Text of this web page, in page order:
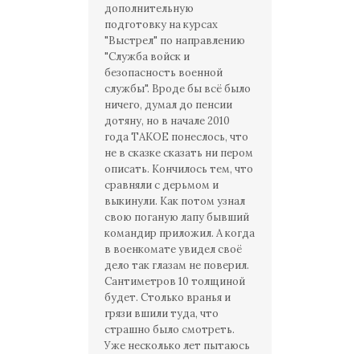
дополнительную
подготовку на курсах
"Выстрел" по направлению
"Служба войск и
безопасность военной
службы". Вроде бы всё было
ничего, думал до пенсии
дотяну, но в начале 2010
года ТАКОЕ понеслось, что
не в сказке сказать ни пером
описать. Кончилось тем, что
сравняли с дерьмом и
выкинули. Как потом узнал
свою поганую лапу бывший
командир приложил. А когда
в военкомате увидел своё
дело так глазам не поверил.
Сантиметров 10 толщиной
будет. Столько вранья и
грязи вшили туда, что
страшно было смотреть.
Уже несколько лет пытаюсь